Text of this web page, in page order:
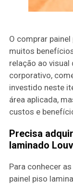
O comprar
muitos
relação ao visual
corporativo,
investido neste
área aplicada,
custos e
Precisa
laminado
Para conhecer
painel piso